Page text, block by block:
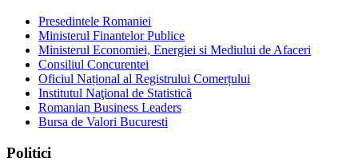
Presedintele Romaniei
Ministerul Finantelor Publice
Ministerul Economiei, Energiei si Mediului de Afaceri
Consiliul Concurentei
Oficiul Național al Registrului Comerțului
Institutul Naţional de Statistică
Romanian Business Leaders
Bursa de Valori Bucuresti
Politici